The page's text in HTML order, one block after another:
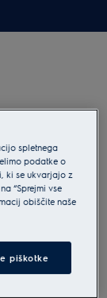
zrak in
pripraviti
imajo
za
spletnega
podatke o
ki se ukvarjajo z
“Sprejmi vse
obiščite naše
piškotke